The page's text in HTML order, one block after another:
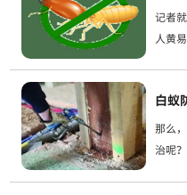
记者
人黄
在购
白蚁
那么
治呢